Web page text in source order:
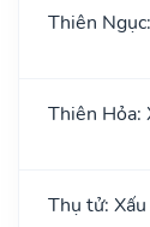
Thiên
Thiên Hỏa:
Thụ tử: